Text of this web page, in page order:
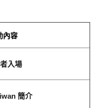
內容
入場
簡介